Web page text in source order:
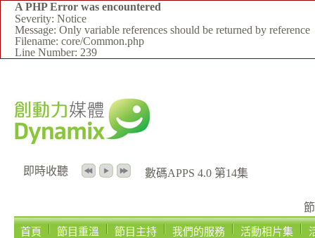
A PHP Error was encountered
Severity: Notice
Message: Only variable references should be returned by reference
Filename: core/Common.php
Line Number: 239
即時收聽 數碼APPS 4.0 第14集
首頁
節目重溫 節目主持 我們的服務 活動相片集